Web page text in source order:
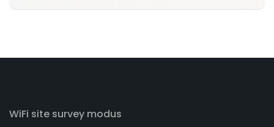
WiFi site survey modus